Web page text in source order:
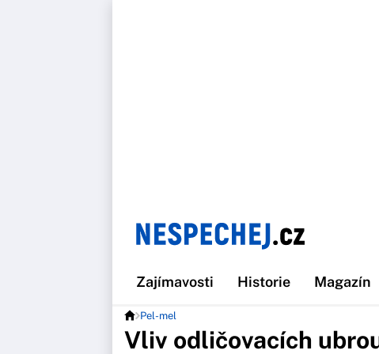
Zajímavosti Historie Magazín
Pel-mel
Vliv odličovacích